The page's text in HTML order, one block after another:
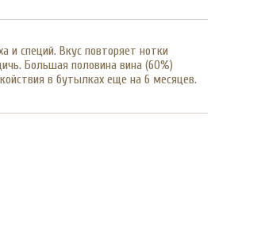
и специй. Вкус повторяет нотки
Большая половина вина (60%)
в бутылках еще на 6 месяцев.